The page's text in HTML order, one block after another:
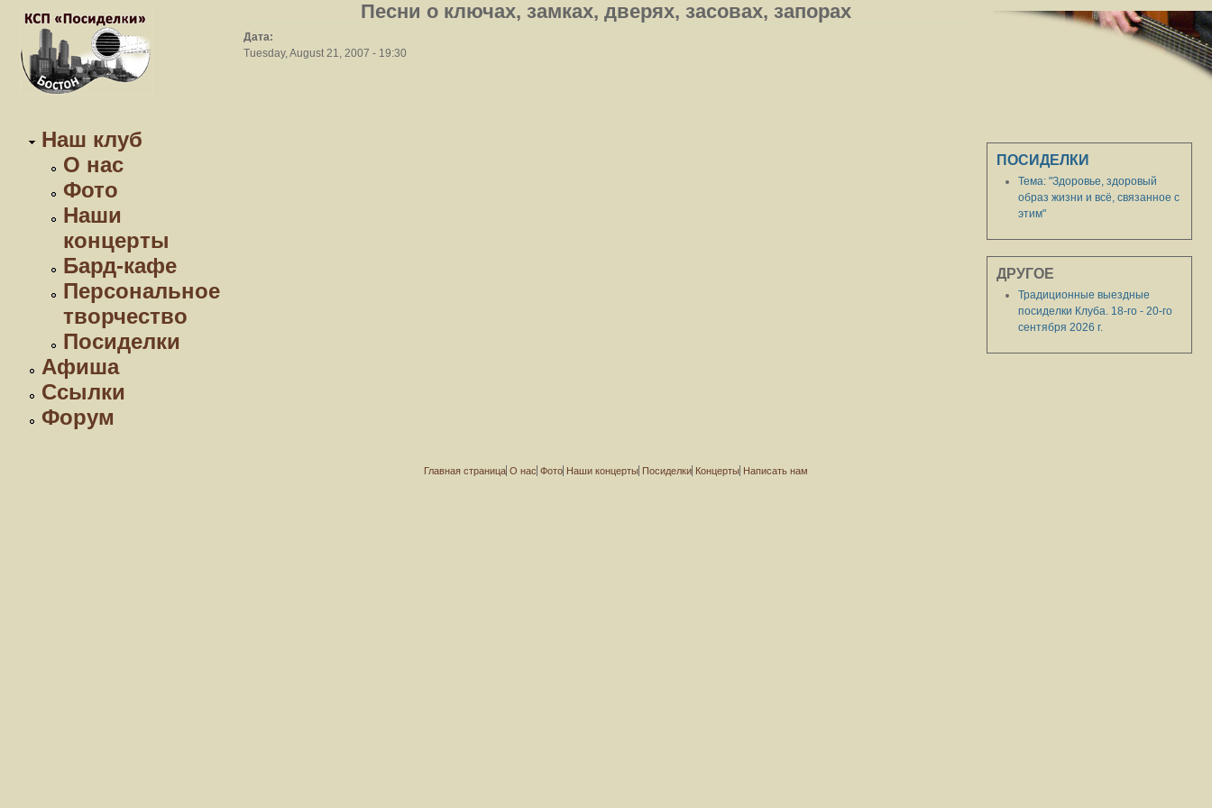
Наш клуб
О нас
Фото
Наши
концерты
Бард-кафе
Персональное
творчество
Посиделки
Афиша
Ссылки
Форум
Песни о ключах, замках, дверях, засовах, запорах
Дата:
Tuesday, August 21, 2007 - 19:30
ПОСИДЕЛКИ
Тема: "Здоровье, здоровый
образ жизни и всё, связанное с
этим"
ДРУГОЕ
Традиционные выездные
посиделки Клуба. 18-го - 20-го
сентября 2026 г.
Главная страница О нас Фото Наши концерты Посиделки Концерты Написать нам